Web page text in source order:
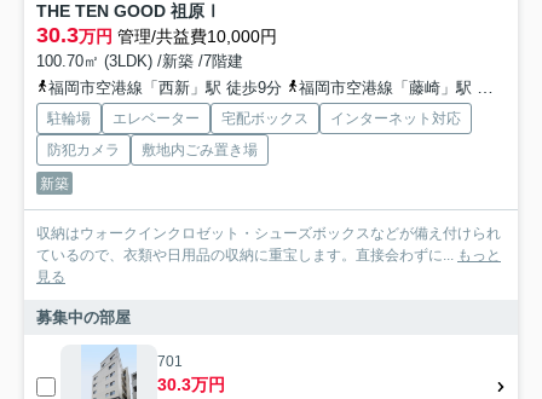
THE TEN GOOD 祖原Ⅰ
30.3万円 管理/共益費10,000円
100.70㎡ (3LDK) /新築 /7階建
福岡市空港線「西新」駅 徒歩9分
福岡市空港線「藤崎」駅 徒歩9分
駐輪場 エレベーター 宅配ボックス
インターネット対応
防犯カメラ
敷地内ごみ置き場
新築
収納はウォークインクロゼット・シューズボックスなどが備え付けられ
ているので、衣類や日用品の収納に重宝します。直接会わずに... もっと
見る
募集中の部屋
701
30.3万円